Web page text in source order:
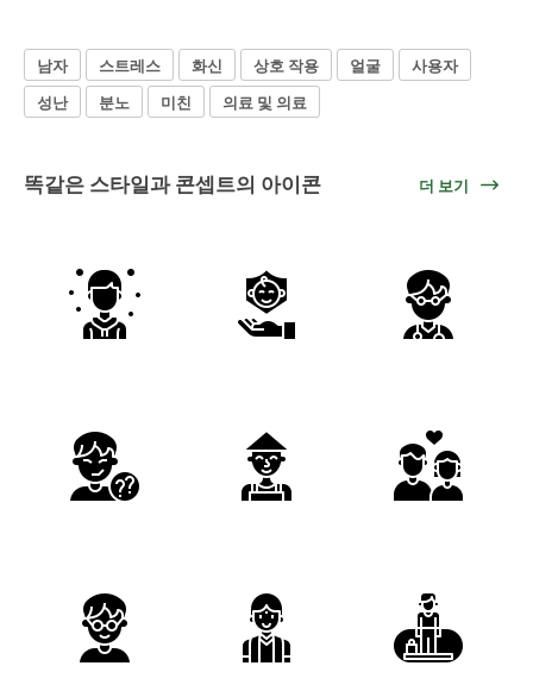
남자 스트레스 화신 상호 작용 얼굴
사용자
성난
분노 미친 의료 및 의료
똑같은 스타일과 콘셉트의 아이콘 더 보기